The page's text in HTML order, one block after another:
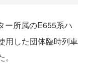
ー所属のE655系ハ
用した団体臨時列車